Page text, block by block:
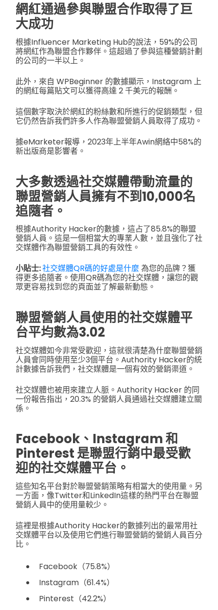
網紅通過參與聯盟合作取得了巨
大成功
根據Influencer Marketing Hub的說法，59%的公司
將網紅作為聯盟合作夥伴。這超過了參與這種營銷計劃
的公司的一半以上。
此外，來自 WPBeginner 的數據顯示，Instagram 上
的網紅每篇貼文可以獲得高達 2 千美元的報酬。
這個數字取決於網紅的粉絲數和所進行的促銷類型，但
它仍然告訴我們許多人作為聯盟營銷人員取得了成功。
據eMarketer報導，2023年上半年Awin網絡中58%的
新出版商是影響者。
大多數透過社交媒體帶動流量的
聯盟營銷人員擁有不到10,000名
追隨者。
根據Authority Hacker的數據，這占了85.8%的聯盟
營銷人員。這是一個相當大的專業人數，並且強化了社
交媒體作為聯盟營銷工具的有效性。
小貼士:社交媒體QR碼的好處是什麼 為您的品牌？獲
得更多追隨者。使用QR碼為您的社交媒體，讓您的觀
眾更容易找到您的頁面並了解最新動態。
聯盟營銷人員使用的社交媒體平
台平均數為3.02
社交媒體如今非常受歡迎，這就很清楚為什麼聯盟營銷
人員會同時使用至少3個平台。Authority Hacker的統
計數據告訴我們，社交媒體是一個有效的營銷渠道。
社交媒體也被用來建立人脈。Authority Hacker 的同
一份報告指出，20.3% 的營銷人員通過社交媒體建立關
係。
Facebook、Instagram 和
Pinterest 是聯盟行銷中最受歡
迎的社交媒體平台。
這些知名平台對於聯盟營銷策略有相當大的使用量。另
一方面，像Twitter和LinkedIn這樣的熱門平台在聯盟
營銷人員中的使用量較少。
這裡是根據Authority Hacker的數據列出的最常用社
交媒體平台以及使用它們進行聯盟營銷的營銷人員百分
比。
Facebook（75.8%）
Instagram（61.4%）
Pinterest（42.2%）